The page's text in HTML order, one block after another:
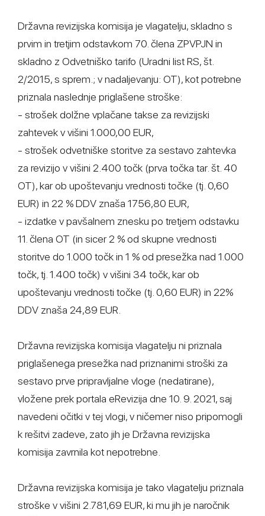
Državna revizijska komisija je vlagatelju, skladno s
prvim in tretjim odstavkom 70. člena ZPVPJN in
skladno z Odvetniško tarifo (Uradni list RS, št.
2/2015, s sprem.; v nadaljevanju: OT), kot potrebne
priznala naslednje priglašene stroške:
- strošek dolžne vplačane takse za revizijski
zahtevek v višini 1.000,00 EUR,
- strošek odvetniške storitve za sestavo zahtevka
za revizijo v višini 2.400 točk (prva točka tar. št. 40
OT), kar ob upoštevanju vrednosti točke (tj. 0,60
EUR) in 22 % DDV znaša 1756,80 EUR,
- izdatke v pavšalnem znesku po tretjem odstavku
11. člena OT (in sicer 2 % od skupne vrednosti
storitve do 1.000 točk in 1 % od presežka nad 1.000
točk, tj. 1.400 točk) v višini 34 točk, kar ob
upoštevanju vrednosti točke (tj. 0,60 EUR) in 22%
DDV znaša 24,89 EUR.
Državna revizijska komisija vlagatelju ni priznala
priglašenega presežka nad priznanimi stroški za
sestavo prve pripravljalne vloge (nedatirane),
vložene prek portala eRevizija dne 10. 9. 2021, saj
navedeni očitki v tej vlogi, v ničemer niso pripomogli
k rešitvi zadeve, zato jih je Državna revizijska
komisija zavrnila kot nepotrebne.
Državna revizijska komisija je tako vlagatelju priznala
stroške v višini 2.781,69 EUR, ki mu jih je naročnik